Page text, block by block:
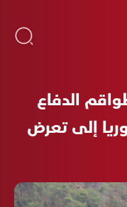
الدفاع
إلى تعرض